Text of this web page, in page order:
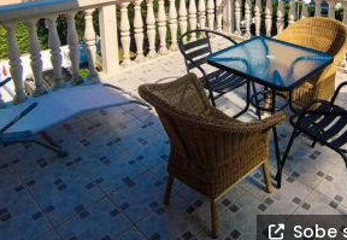
Sobe